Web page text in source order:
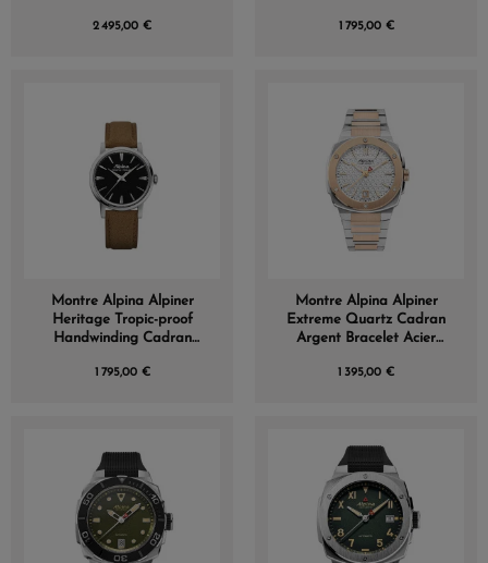
2 495,00 € 1 795,00 €
Montre Alpina Alpiner
Heritage Tropic-proof
Handwinding Cadran
1 795,00 €
Montre Alpina Alpiner
Extreme Quartz Cadran
Argent Bracelet Acier
1 395,00 €